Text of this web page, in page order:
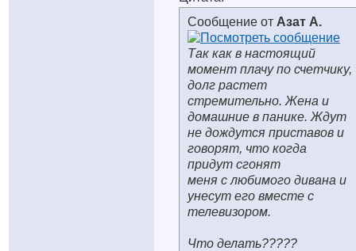
Сообщение от Азат А.
Так как в настоящий
момент плачу по счетчику,
долг растет
стремительно. Жена и
домашние в панике. Ждут
не дождутся приставов и
говорят, что когда
придут сгонят
меня с любимого дивана и
унесут его вместе с
телевизором.
Что делать?????